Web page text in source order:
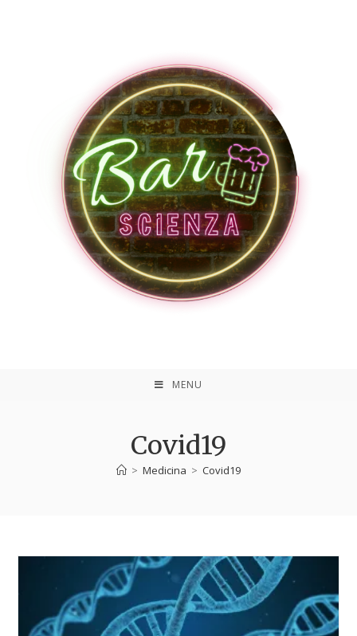
MENU
Covid19
> Medicina > Covid19